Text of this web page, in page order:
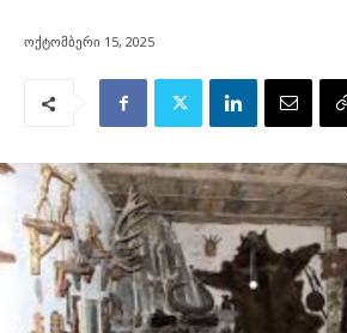
ოქტომბერი 15, 2025